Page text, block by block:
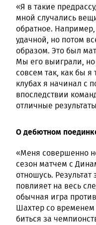
«Я в такие
мной случались
обратное.
удачной, но потом
образом. Это был
Мы его выиграли,
совсем так, как бы я
клубах я начинал с
впоследствии
отличные
О дебютном
«Меня совершенно
сезон матчем с
отношусь.
повлияет на весь
обычная игра
Шахтер со временем
биться за